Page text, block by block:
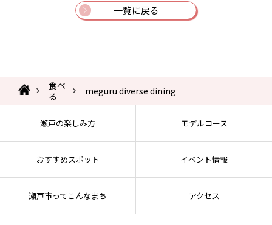
一覧に戻る
食べ
る
meguru diverse dining
瀬戸の楽しみ方 モデルコース
おすすめスポット イベント情報
瀬戸市ってこんなまち アクセス